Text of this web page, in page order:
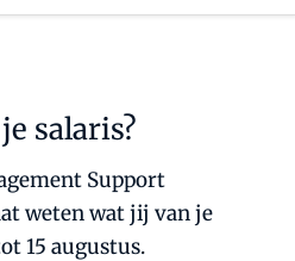
salaris?
Support
weten wat jij van je
15 augustus.